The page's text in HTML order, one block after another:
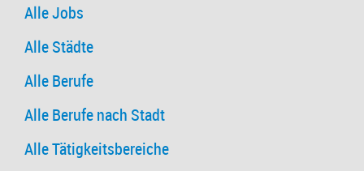
Alle Jobs
Alle Städte
Alle Berufe
Alle Berufe nach Stadt
Alle Tätigkeitsbereiche